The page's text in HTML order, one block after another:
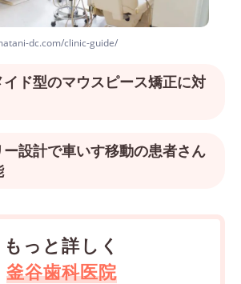
dc.com/clinic-guide/
ド型のマウスピース矯正に対
設計で車いす移動の患者さん
もっと詳しく
釜谷歯科医院